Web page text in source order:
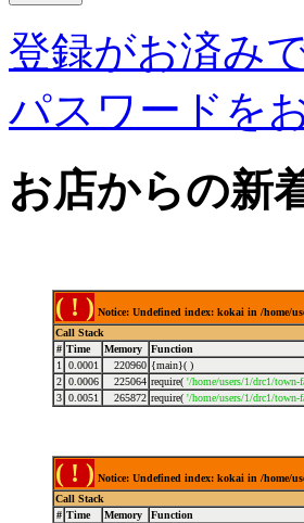
登録がお済み
パスワードを
お店からの新
( ! ) Notice: Undefined index: kokai in /home/
Call Stack
# Time Memory Function
1
0.0001 220960 {main}( )
2 0.0006 225064 require( '/home/users/1/drc1/town-
3 0.0051 265872 require( '/home/users/1/drc1/town-
( ! ) Notice: Undefined index: kokai in /home/
Call Stack
# Time Memory Function